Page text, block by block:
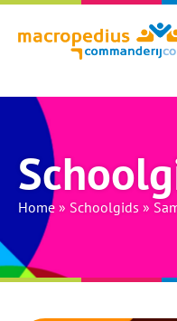
Home » Schoolgids »